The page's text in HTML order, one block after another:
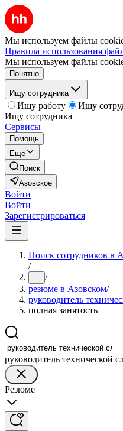
Мы используем файлы
Правила использования
Мы используем файлы
Понятно
Ищу сотрудника
Ищу работу
Ищу
Ищу сотрудника
Сервисы
Помощь
Ещё
Поиск
Азовское
Войти
Войти
Зарегистрироваться
Поиск сотрудников в
/
... /
резюме в Азовском/
руководитель
полная занятость
руководитель технической
Резюме